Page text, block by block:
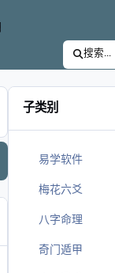
搜索...
子类别
易学软件
梅花六爻
八字命理
奇门遁甲